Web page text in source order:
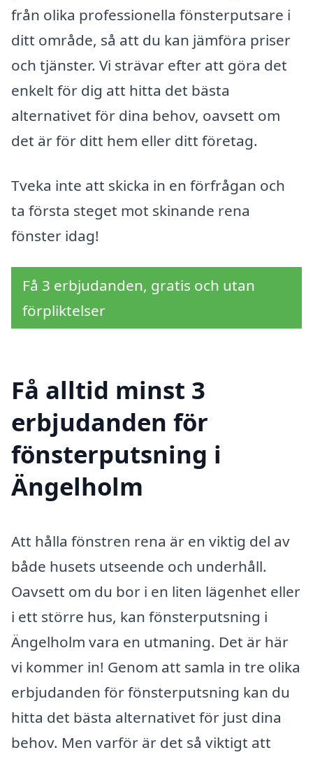
från olika professionella fönsterputsare i
ditt område, så att du kan jämföra priser
och tjänster. Vi strävar efter att göra det
enkelt för dig att hitta det bästa
alternativet för dina behov, oavsett om
det är för ditt hem eller ditt företag.
Tveka inte att skicka in en förfrågan och
ta första steget mot skinande rena
fönster idag!
Få 3 erbjudanden, gratis och utan
förpliktelser
Få alltid minst 3
erbjudanden för
fönsterputsning i
Ängelholm
Att hålla fönstren rena är en viktig del av
både husets utseende och underhåll.
Oavsett om du bor i en liten lägenhet eller
i ett större hus, kan fönsterputsning i
Ängelholm vara en utmaning. Det är här
vi kommer in! Genom att samla in tre olika
erbjudanden för fönsterputsning kan du
hitta det bästa alternativet för just dina
behov. Men varför är det så viktigt att